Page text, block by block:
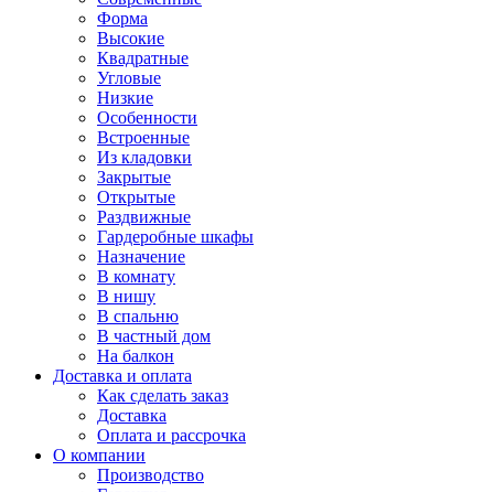
Форма
Высокие
Квадратные
Угловые
Низкие
Особенности
Встроенные
Из кладовки
Закрытые
Открытые
Раздвижные
Гардеробные шкафы
Назначение
В комнату
В нишу
В спальню
В частный дом
На балкон
Доставка и оплата
Как сделать заказ
Доставка
Оплата и рассрочка
О компании
Производство